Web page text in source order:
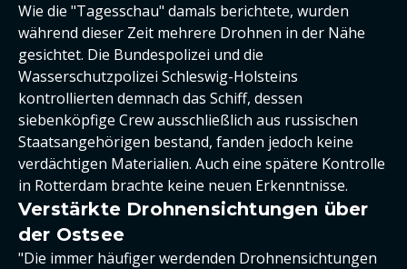
Wie die "Tagesschau" damals berichtete, wurden
während dieser Zeit mehrere Drohnen in der Nähe
gesichtet. Die Bundespolizei und die
Wasserschutzpolizei Schleswig-Holsteins
kontrollierten demnach das Schiff, dessen
siebenköpfige Crew ausschließlich aus russischen
Staatsangehörigen bestand, fanden jedoch keine
verdächtigen Materialien. Auch eine spätere Kontrolle
in Rotterdam brachte keine neuen Erkenntnisse.
Verstärkte Drohnensichtungen über
der Ostsee
"Die immer häufiger werdenden Drohnensichtungen